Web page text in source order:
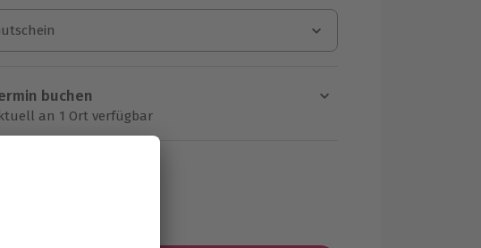
buchen
an 1 Ort verfügbar